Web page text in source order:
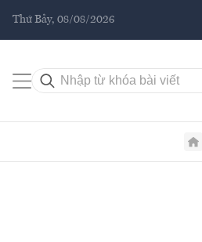
Thứ Bảy, 08/08/2026